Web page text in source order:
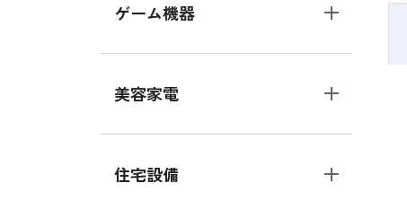
ゲーム機器
美容家電
住宅設備